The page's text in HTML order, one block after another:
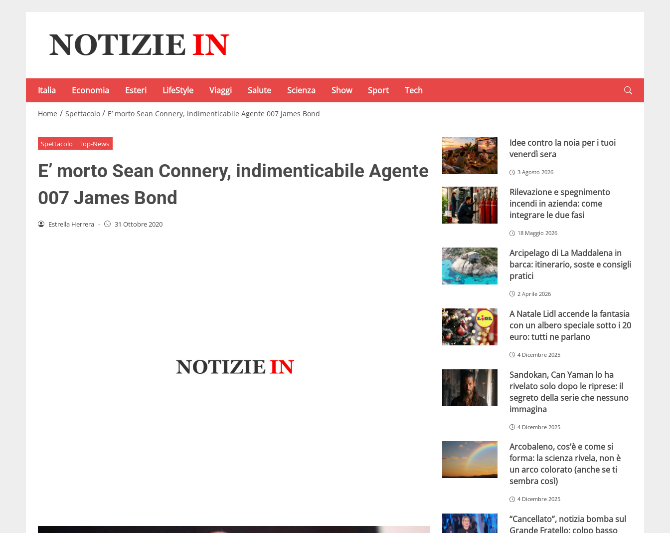
Italia Economia Esteri LifeStyle Viaggi Salute Scienza Show Sport Tech
Home / Spettacolo / E’ morto Sean Connery, indimenticabile Agente 007 James Bond
Spettacolo Top-News
E’ morto Sean Connery, indimenticabile Agente
007 James Bond
Estrella Herrera - 31 Ottobre 2020
Idee contro la noia per i tuoi
venerdì sera
3 Agosto 2026
Rilevazione e spegnimento
incendi in azienda: come
integrare le due fasi
18 Maggio 2026
Arcipelago di La Maddalena in
barca: itinerario, soste e consigli
pratici
2 Aprile 2026
A Natale Lidl accende la fantasia
con un albero speciale sotto i 20
euro: tutti ne parlano
4 Dicembre 2025
Sandokan, Can Yaman lo ha
rivelato solo dopo le riprese: il
segreto della serie che nessuno
immagina
4 Dicembre 2025
Arcobaleno, cos’è e come si
forma: la scienza rivela, non è
un arco colorato (anche se ti
sembra così)
4 Dicembre 2025
“Cancellato”, notizia bomba sul
Grande Fratello: colpo basso